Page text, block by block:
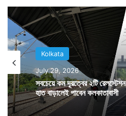
তবে কী ফের একটা জোট দানা
Kolkata
July 29, 2026
সবচেয়ে কম দূরত্বের ২টি
হাত বাড়ালেই পাবেন কলকাতাবাসী